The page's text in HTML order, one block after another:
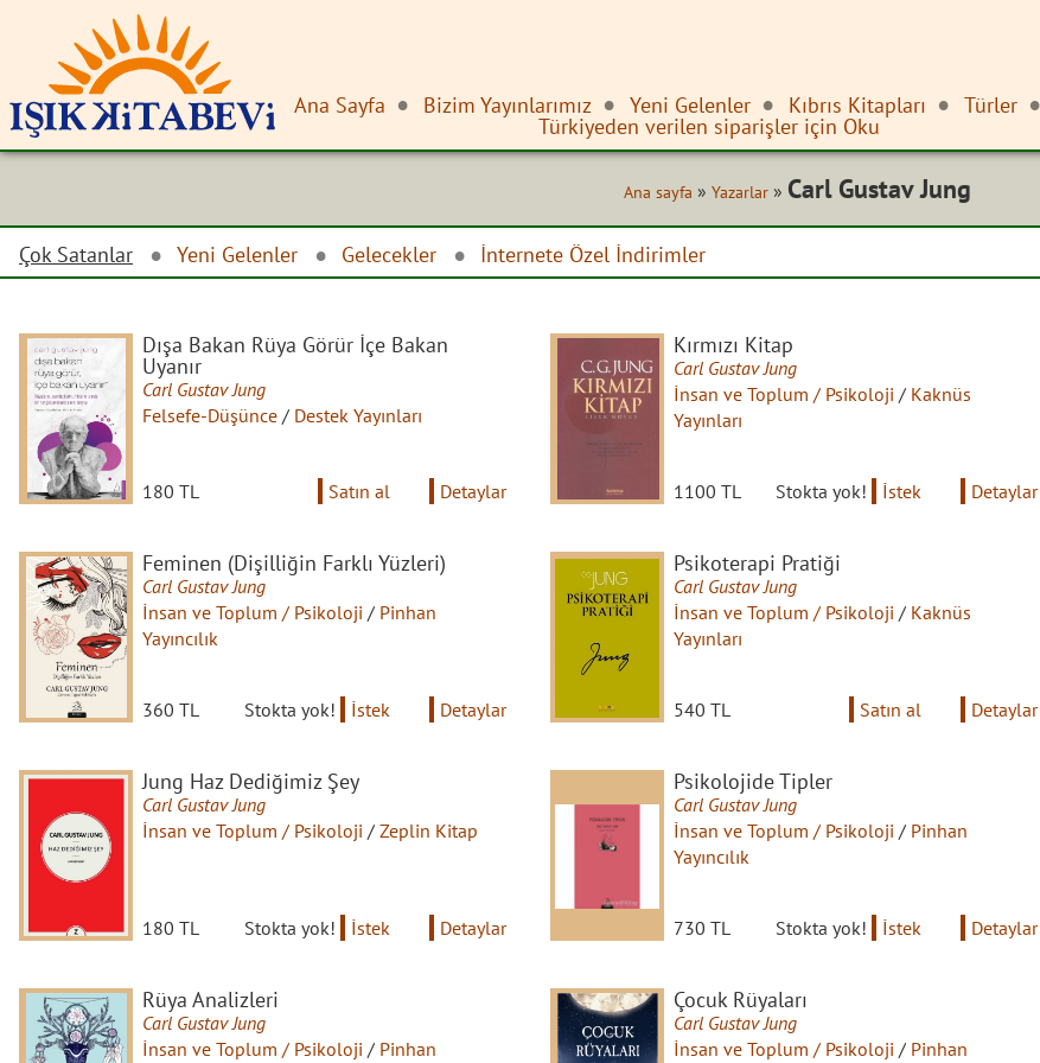
Ana Sayfa Bizim Yayınlarımız Yeni Gelenler Kıbrıs Kitapları Türler
Türkiyeden verilen siparişler için Oku
Ana sayfa » Yazarlar» Carl Gustav Jung
Çok Satanlar Yeni Gelenler Gelecekler İnternete Özel İndirimler
Dışa Bakan Rüya Görür İçe Bakan
Uyanır
Carl Gustav Jung
Felsefe-Düşünce / Destek Yayınları
180 TL Satın al Detaylar
Kırmızı Kitap
Carl Gustav Jung
İnsan ve Toplum / Psikoloji / Kaknüs
Yayınları
1100 TL Stokta yok! İstek Detaylar
Feminen (Dişilliğin Farklı Yüzleri)
Carl Gustav Jung
İnsan ve Toplum / Psikoloji / Pinhan
Yayıncılık
360 TL Stokta yok! İstek Detaylar
Psikoterapi Pratiği
Carl Gustav Jung
İnsan ve Toplum / Psikoloji / Kaknüs
Yayınları
540 TL Satın al Detaylar
Jung Haz Dediğimiz Şey
Carl Gustav Jung
İnsan ve Toplum / Psikoloji / Zeplin Kitap
180 TL Stokta yok! İstek Detaylar
Psikolojide Tipler
Carl Gustav Jung
İnsan ve Toplum / Psikoloji / Pinhan
Yayıncılık
730 TL Stokta yok! İstek Detaylar
Rüya Analizleri
Carl Gustav Jung
İnsan ve Toplum / Psikoloji / Pinhan
Çocuk Rüyaları
Carl Gustav Jung
İnsan ve Toplum / Psikoloji / Pinhan